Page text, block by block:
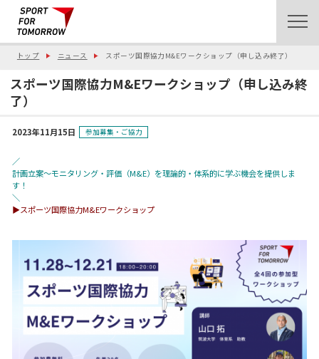
トップ ニュース スポーツ国際協力M&Eワークショップ（申し込み終了）
スポーツ国際協力M&Eワークショップ（申し込み終
了）
2023年11月15日 参加募集・ご協力
／
計画立案～モニタリング・評価（M&E）を理論的・体系的に学ぶ機会を提供しま
す！
＼
▶︎スポーツ国際協力M&Eワークショップ